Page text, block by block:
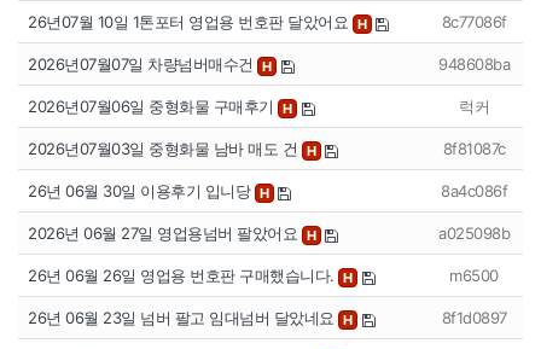
26년07월 10일 1톤포터 영업용 번호판 달았어요 H 8c77086f
2026년07월07일 차량넘버매수건 H 948608ba
2026년07월06일 중형화물 구매후기 H 럭커
2026년07월03일 중형화물 남바 매도 건 H 8f81087c
26년 06월 30일 이용후기 입니당 H 8a4c086f
2026년 06월 27일 영업용넘버 팔았어요 H a025098b
26년 06월 26일 영업용 번호판 구매했습니다. H m6500
26년 06월 23일 넘버 팔고 임대넘버 달았네요 H 8f1d0897